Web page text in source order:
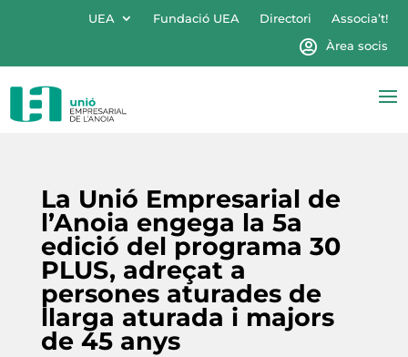
UEA Fundació UEA Directori
Associa’t!
Àrea socis
La Unió Empresarial de
l’Anoia engega la 5a
edició del programa 30
PLUS, adreçat a
persones aturades de
llarga aturada i majors
de 45 anys